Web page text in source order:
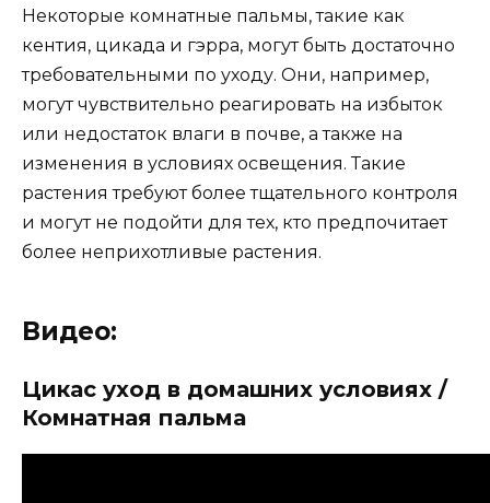
Некоторые комнатные пальмы, такие как
кентия, цикада и гэрра, могут быть достаточно
требовательными по уходу. Они, например,
могут чувствительно реагировать на избыток
или недостаток влаги в почве, а также на
изменения в условиях освещения. Такие
растения требуют более тщательного контроля
и могут не подойти для тех, кто предпочитает
более неприхотливые растения.
Видео:
Цикас уход в домашних условиях /
Комнатная пальма